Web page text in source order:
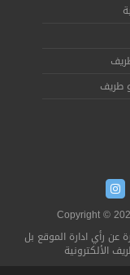
طريف
Copyright ©
عن رأي ادارة الموقع بل
الألكترونية